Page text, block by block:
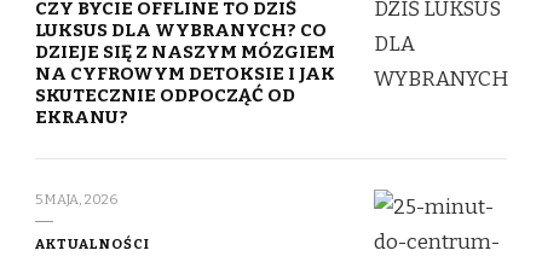
CZY BYCIE OFFLINE TO DZIŚ
LUKSUS DLA WYBRANYCH? CO
DZIEJE SIĘ Z NASZYM MÓZGIEM
NA CYFROWYM DETOKSIE I JAK
SKUTECZNIE ODPOCZĄĆ OD
EKRANU?
5 MAJA, 2026
AKTUALNOŚCI